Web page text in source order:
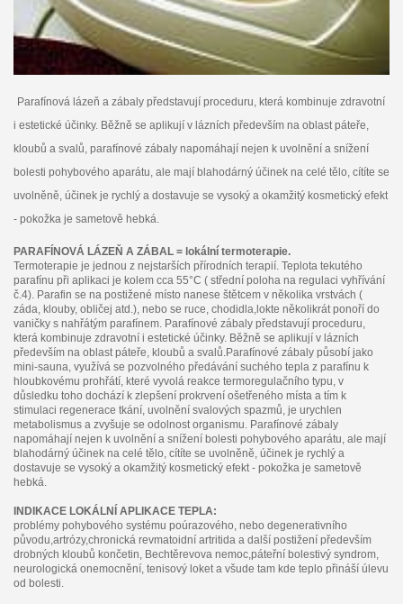
Parafínová lázeň a zábaly představují proceduru, která kombinuje zdravotní
i estetické účinky. Běžně se aplikují v lázních především na oblast páteře,
kloubů a svalů, parafínové zábaly napomáhají nejen k uvolnění a snížení
bolesti pohybového aparátu, ale mají blahodárný účinek na celé tělo, cítíte se
uvolněně, účinek je rychlý a dostavuje se vysoký a okamžitý kosmetický efekt
- pokožka je sametově hebká.
PARAFÍNOVÁ LÁZEŇ A ZÁBAL = lokální termoterapie.
Termoterapie je jednou z nejstarších přírodních terapií. Teplota tekutého
parafínu při aplikaci je kolem cca 55°C ( střední poloha na regulaci vyhřívání
č.4). Parafin se na postižené místo nanese štětcem v několika vrstvách (
záda, klouby, obličej atd.), nebo se ruce, chodidla,lokte několikrát ponoří do
vaničky s nahřátým parafínem. Parafínové zábaly představují proceduru,
která kombinuje zdravotní i estetické účinky. Běžně se aplikují v lázních
především na oblast páteře, kloubů a svalů.Parafínové zábaly působí jako
mini-sauna, využívá se pozvolného předávání suchého tepla z parafínu k
hloubkovému prohřátí, které vyvolá reakce termoregulačního typu, v
důsledku toho dochází k zlepšení prokrvení ošetřeného místa a tím k
stimulaci regenerace tkání, uvolnění svalových spazmů, je urychlen
metabolismus a zvyšuje se odolnost organismu. Parafínové zábaly
napomáhají nejen k uvolnění a snížení bolesti pohybového aparátu, ale mají
blahodárný účinek na celé tělo, cítíte se uvolněně, účinek je rychlý a
dostavuje se vysoký a okamžitý kosmetický efekt - pokožka je sametově
hebká.
INDIKACE LOKÁLNÍ APLIKACE TEPLA:
problémy pohybového systému poúrazového, nebo degenerativního
původu,artrózy,chronická revmatoidní artritida a další postižení především
drobných kloubů končetin, Bechtěrevova nemoc,páteřní bolestivý syndrom,
neurologická onemocnění, tenisový loket a všude tam kde teplo přináší úlevu
od bolesti.